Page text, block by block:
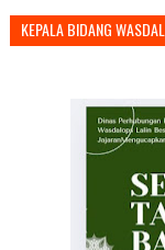
KEPALA BIDANG